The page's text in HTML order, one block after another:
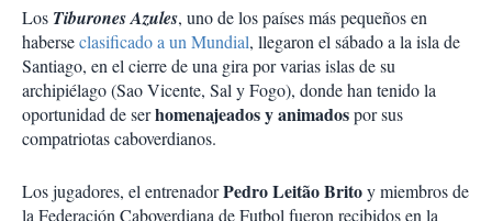
Los Tiburones Azules, uno de los países más pequeños en
haberseclasificado a un Mundial, llegaron el sábado a la isla de
Santiago, en el cierre de una gira por varias islas de su
archipiélago (Sao Vicente, Sal y Fogo), donde han tenido la
oportunidad de serhomenajeados y animadospor sus
compatriotas caboverdianos.
Los jugadores, el entrenadorPedro Leitão Britoy miembros de
la Federación Caboverdiana de Futbol fueron recibidos en la